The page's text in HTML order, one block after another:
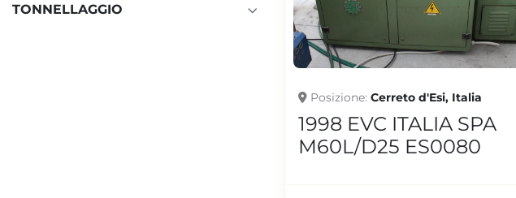
TONNELLAGGIO
Posizione Cerreto d'Esi, Italia
1998 EVC ITALIA SPA
M60L/D25 ES0080